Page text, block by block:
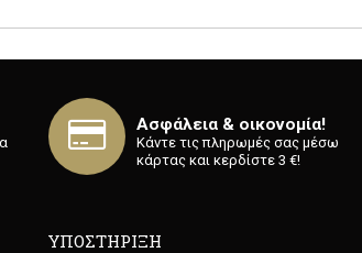
Ασφάλεια & οικονομία!
Κάντε τις πληρωμές σας μέσω
κάρτας και κερδίστε 3 €!
ΥΠΟΣΤΗΡΙΞΗ